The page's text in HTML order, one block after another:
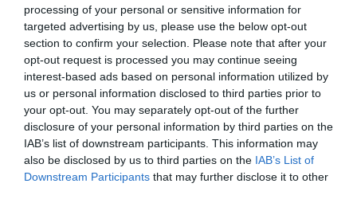
processing of your personal or sensitive information for
targeted advertising by us, please use the below opt-out
section to confirm your selection. Please note that after your
opt-out request is processed you may continue seeing
interest-based ads based on personal information utilized by
us or personal information disclosed to third parties prior to
your opt-out. You may separately opt-out of the further
disclosure of your personal information by third parties on the
IAB’s list of downstream participants. This information may
also be disclosed by us to third parties on the IAB’s List of
Downstream Participants that may further disclose it to other
Índex2P
Euroliga
Nombramiento
Compartir